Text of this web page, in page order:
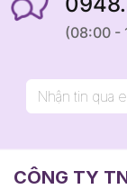
(08:00 -
CÔNG TY